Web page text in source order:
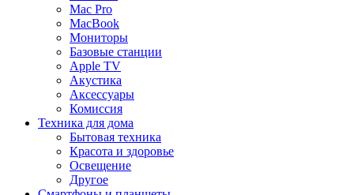
Mac Pro
MacBook
Мониторы
Базовые станции
Apple TV
Акустика
Аксессуары
Комиссия
Техника для дома
Бытовая техника
Красота и здоровье
Освещение
Другое